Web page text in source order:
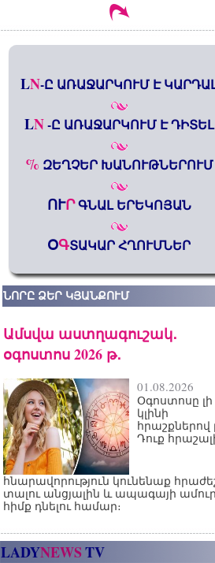
LN-Ը ԱՌԱՋԱՐԿՈՒՄ Է
LN-Ը ԱՌԱՋԱՐԿՈՒՄ Է ԴԻՏԵԼ
% ԶԵՂՉԵՐ ԽԱՆՈՒԹՆԵՐՈՒՄ
ՈՒՐԳՆԱԼ ԵՐԵԿՈՅԱՆ
ՕԳՏԱԿԱՐ ՀՂՈՒՄՆԵՐ
ՆՈՐԸ ՁԵՐ ԿՅԱՆՔՈՒՄ
Ամսվա աստղագուշակ․
օգոստոս 2026 թ․
01.08.2026
Օգոստոսը լի
կլինի
հրաշքներով
Դուք
հնարավորություն կունենաք
տալու անցյալին և ապագայի ամուր
հիմք դնելու համար։
LADYNEWSTV